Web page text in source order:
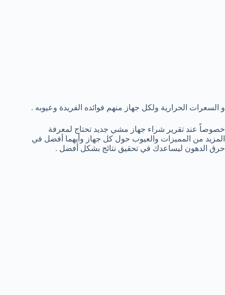
و السعرات الحرارية ولكل جهاز منهم فوائده الفريدة وعيوبه .
خصوصاً عند تقرير شراء جهاز مشي جديد تحتاج لمعرفة
المزيد من المميزات والعيوب حول كل جهاز وأيهما أفضل في
حرق الدهون ليساعدك في تحقيق نتائج بشكل أفضل .